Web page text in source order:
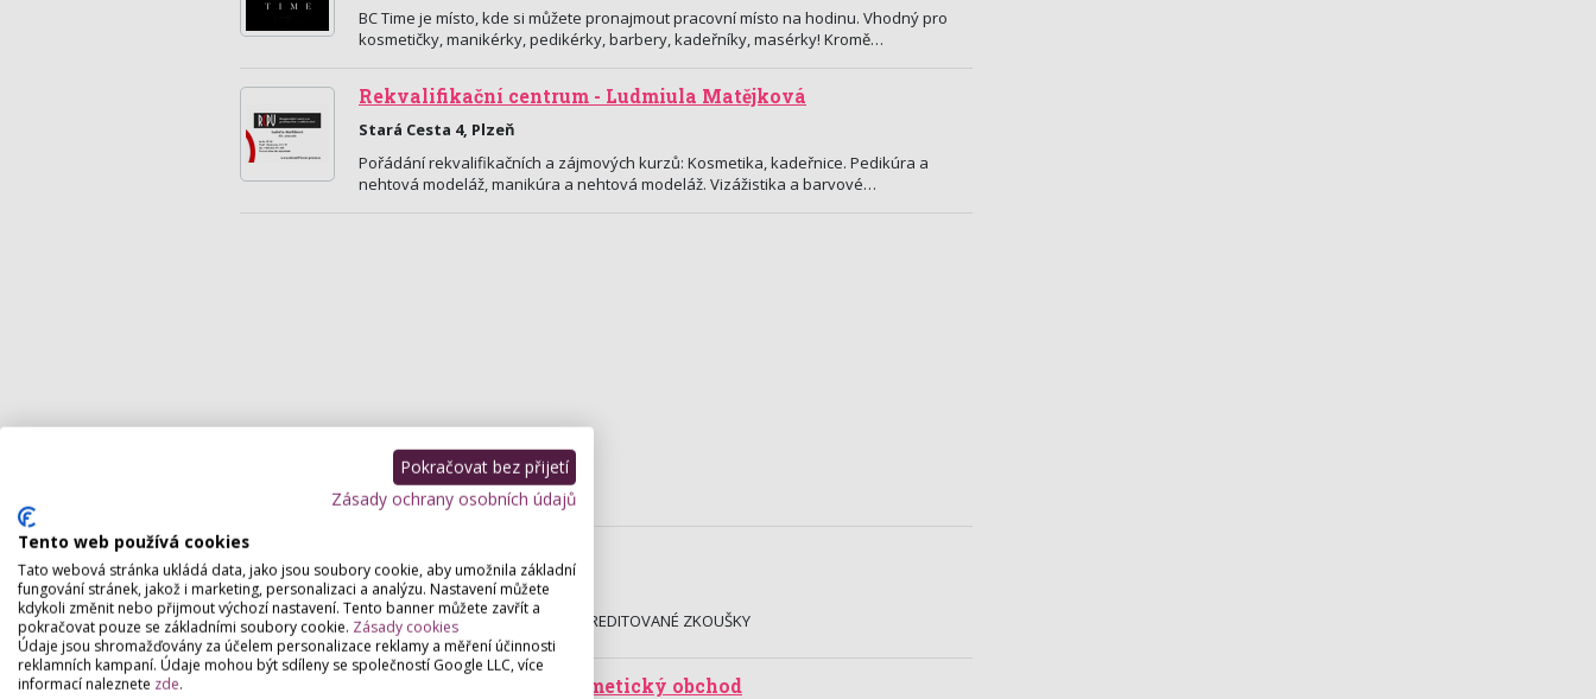
BC Time je místo, kde si můžete pronajmout pracovní místo na hodinu. Vhodný pro
kosmetičky, manikérky, pedikérky, barbery, kadeřníky, masérky! Kromě…
Rekvalifikační centrum - Ludmiula Matějková
Stará Cesta 4, Plzeň
Pořádání rekvalifikačních a zájmových kurzů: Kosmetika, kadeřnice. Pedikúra a
nehtová modeláž, manikúra a nehtová modeláž. Vizážistika a barvové…
Štefánikova 2905/38, Zlín
MODELÁŽ NEHTŮ | ŠKOLENÍ | AKREDITOVANÉ ZKOUŠKY
Andrea Vilčeková - kosmetický obchod
Pokračovat bez přijetí
Zásady ochrany osobních údajů
Tento web používá cookies
Tato webová stránka ukládá data, jako jsou soubory cookie, aby umožnila základní
fungování stránek, jakož i marketing, personalizaci a analýzu. Nastavení můžete
kdykoli změnit nebo přijmout výchozí nastavení. Tento banner můžete zavřít a
pokračovat pouze se základními soubory cookie. Zásady cookies
Údaje jsou shromažďovány za účelem personalizace reklamy a měření účinnosti
reklamních kampaní. Údaje mohou být sdíleny se společností Google LLC, více
informací naleznete zde.